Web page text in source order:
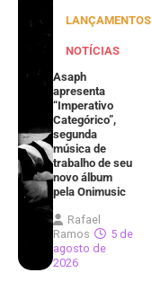
LANÇAMENTOS
NOTÍCIAS
Asaph
apresenta
“Imperativo
Categórico”,
segunda
música de
trabalho de seu
novo álbum
pela Onimusic
Rafael
Ramos
5 de
agosto de
2026